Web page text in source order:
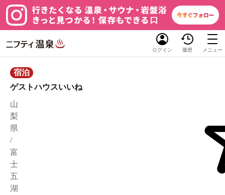
ログイン 履歴 メニュー
宿泊
ゲストハウスいいね
山
梨
県
/
富
士
五
湖